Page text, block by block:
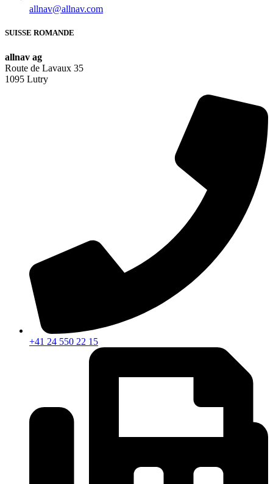
allnav@allnav.com
SUISSE ROMANDE
allnav ag
Route de Lavaux 35
1095 Lutry
+41 24 550 22 15